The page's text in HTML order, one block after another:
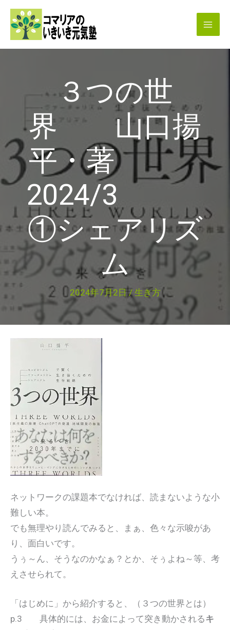
３つの世
界 山口揚
平・著
2024/3
①シェアリズ
ム
2024年7月2日/生き方
ネットワークの課題本でなければ、読まないような小
難しい本。
でも無理やり読んでみると、まぁ、色々な示唆があ
り、面白いです。
うぅ～ん、そうなのかなぁ？とか、そぅよね～等、考
えさせられて。
「はじめに」から紹介すると、（３つの世界とは）
p.3 具体的には、お金によって突き動かされるキ